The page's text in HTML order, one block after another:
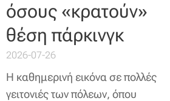
όσους «κρατούν»
θέση πάρκινγκ
2026-07-26
Η καθημερινή εικόνα σε πολλές
γειτονιές των πόλεων, όπου